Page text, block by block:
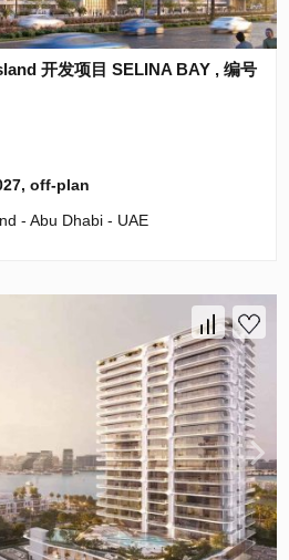
开发项目 SELINA BAY , 编号
off-plan
- Abu Dhabi - UAE